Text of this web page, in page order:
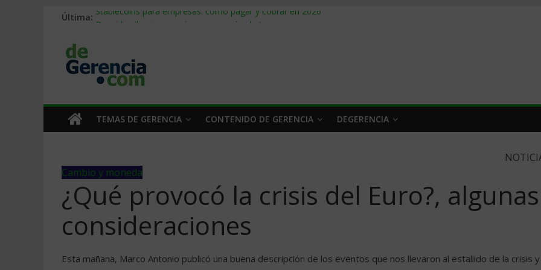
Última: Stablecoins para empresas: cómo pagar y cobrar en 2026
Trabajo forzoso en la cadena de suministro: qué hacer
Mercado hispano de EE. UU.: cómo segmentarlo y venderle
TEMAS DE GERENCIA CONTENIDO DE GERENCIA DEGERENCIA
Cambio y moneda
¿Qué provocó la crisis del Euro?, algunas
consideraciones
Esta mañana, Marco Antonio publicó una buena descripción de los eventos que nos llevaron al estallido de la crisis y